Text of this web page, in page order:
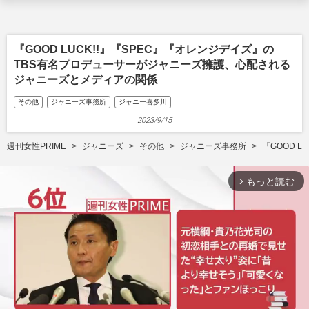
『GOOD LUCK!!』『SPEC』『オレンジデイズ』の
TBS有名プロデューサーがジャニーズ擁護、心配される
ジャニーズとメディアの関係
その他 ジャニーズ事務所 ジャニー喜多川
2023/9/15
週刊女性PRIME ジャニーズ その他 ジャニーズ事務所 『GOOD
arrow_forward_ios もっと読む